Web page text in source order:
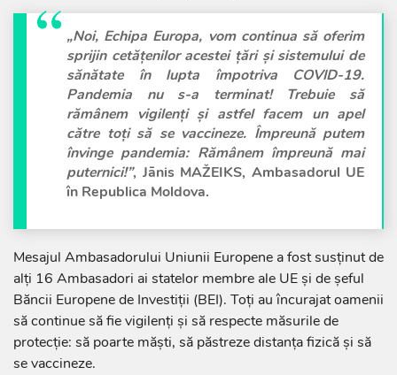
„Noi, Echipa Europa, vom continua să oferim
sprijin cetățenilor acestei țări și sistemului de
sănătate în lupta împotriva COVID-19.
Pandemia nu s-a terminat! Trebuie să
rămânem vigilenți și astfel facem un apel
către toți să se vaccineze. Împreună putem
învinge pandemia: Rămânem împreună mai
puternici!”, Jānis MAŽEIKS, Ambasadorul UE
în Republica Moldova.
Mesajul Ambasadorului Uniunii Europene a fost susținut de
alți 16 Ambasadori ai statelor membre ale UE și de șeful
Băncii Europene de Investiții (BEI). Toți au încurajat oamenii
să continue să fie vigilenți și să respecte măsurile de
protecție: să poarte măști, să păstreze distanța fizică și să
se vaccineze.